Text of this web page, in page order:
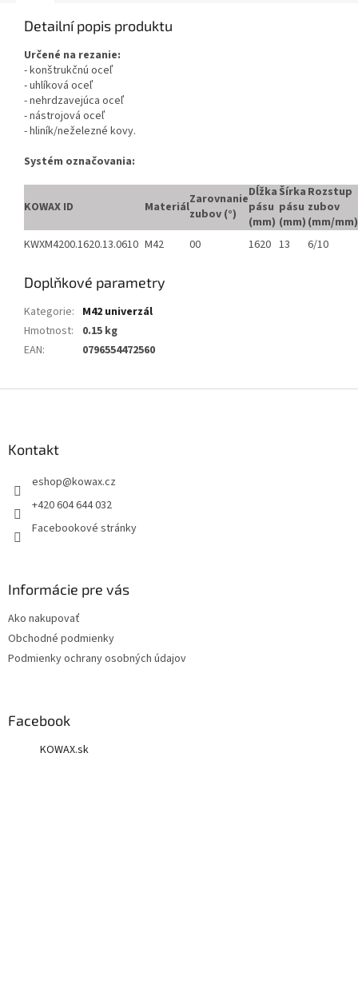
Detailní popis produktu
Určené na rezanie:
- konštrukčnú oceľ
- uhlíková oceľ
- nehrdzavejúca oceľ
- nástrojová oceľ
- hliník/neželezné kovy.
Systém označovania:
KOWAX ID MateriálZarovnanie
zubov (°)
Dĺžka
pásu
(mm)
Šírka
pásu
(mm)
Rozstup
zubov
(mm/mm)
KWXM4200.1620.13.0610 M42 00 1620 13 6/10
Doplňkové parametry
Kategorie: M42 univerzál
Hmotnost:
0.15 kg
EAN: 0796554472560
Kontakt
eshop@kowax.cz
+420 604 644 032
Facebookové stránky
Informácie pre vás
Ako nakupovať
Obchodné podmienky
Podmienky ochrany osobných údajov
Facebook
KOWAX.sk